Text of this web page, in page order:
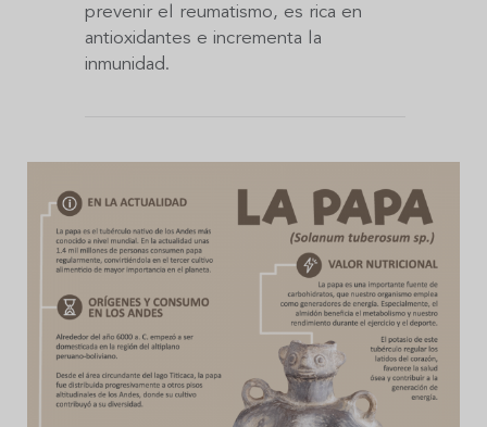
prevenir el reumatismo, es rica en
antioxidantes e incrementa la
inmunidad.